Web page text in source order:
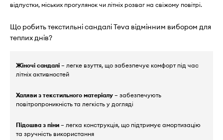
відпустки, міських прогулянок чи літніх розваг на свіжому повітрі.
Що робить текстильні сандалі Teva відмінним вибором для
теплих днів?
Жіночі сандалі – легке взуття, що забезпечує комфорт під час
літніх активностей
Халяви з текстильного матеріалу – забезпечують
повітропроникність та легкість у догляді
Підошва з піни – легка конструкція, що підтримує амортизацію
та зручність використання